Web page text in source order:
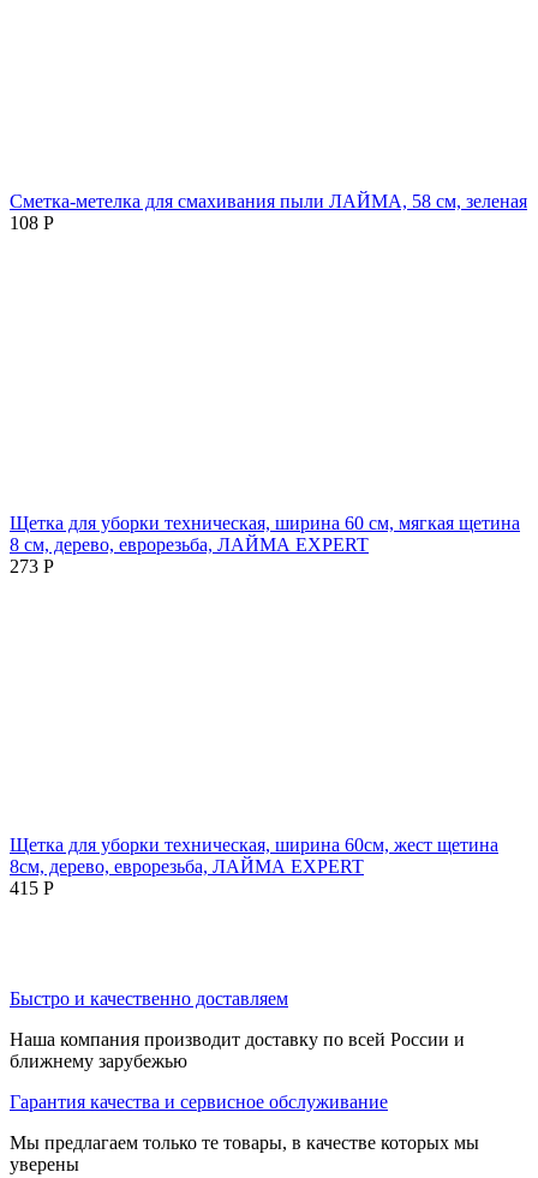
Сметка-метелка для смахивания пыли ЛАЙМА, 58 см, зеленая
108 Р
Щетка для уборки техническая, ширина 60 см, мягкая щетина
8 см, дерево, еврорезьба, ЛАЙМА EXPERT
273 Р
Щетка для уборки техническая, ширина 60см, жест щетина
8см, дерево, еврорезьба, ЛАЙМА EXPERT
415 Р
Быстро и качественно доставляем
Наша компания производит доставку по всей России и
ближнему зарубежью
Гарантия качества и сервисное обслуживание
Мы предлагаем только те товары, в качестве которых мы
уверены